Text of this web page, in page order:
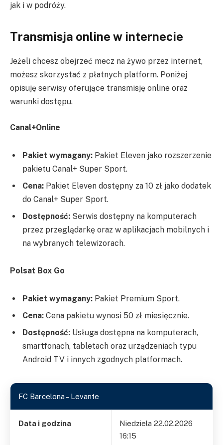
jak i w podróży.
Transmisja online w internecie
Jeżeli chcesz obejrzeć mecz na żywo przez internet,
możesz skorzystać z płatnych platform. Poniżej
opisuję serwisy oferujące transmisję online oraz
warunki dostępu.
Canal+Online
Pakiet wymagany: Pakiet Eleven jako rozszerzenie
pakietu Canal+ Super Sport.
Cena: Pakiet Eleven dostępny za 10 zł jako dodatek
do Canal+ Super Sport.
Dostępność: Serwis dostępny na komputerach
przez przeglądarkę oraz w aplikacjach mobilnych i
na wybranych telewizorach.
Polsat Box Go
Pakiet wymagany: Pakiet Premium Sport.
Cena: Cena pakietu wynosi 50 zł miesięcznie.
Dostępność: Usługa dostępna na komputerach,
smartfonach, tabletach oraz urządzeniach typu
Android TV i innych zgodnych platformach.
FC Barcelona – Levante
Data i godzina
Niedziela 22.02.2026
16:15